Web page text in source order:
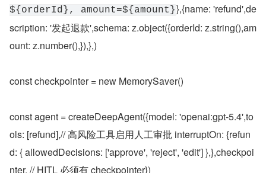
${orderId}, amount=${amount}},{name: 'refund',de
scription: '发起退款',schema: z.object({orderId: z.string(),am
ount: z.number(),}),},)
const checkpointer = new MemorySaver()
const agent = createDeepAgent({model: 'openai:gpt-5.4',to
ols: [refund],// 高风险工具启用人工审批 interruptOn: {refun
d: { allowedDecisions: ['approve', 'reject', 'edit'] },},checkpoi
nter, // HITL 必须有 checkpointer})